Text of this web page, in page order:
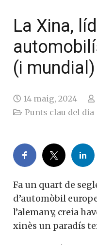
La Xina,
(i
14 maig, 2024
Punts clau del dia
Fa un quart de
d’automòbil
l’alemany, creia
xinès un paradís